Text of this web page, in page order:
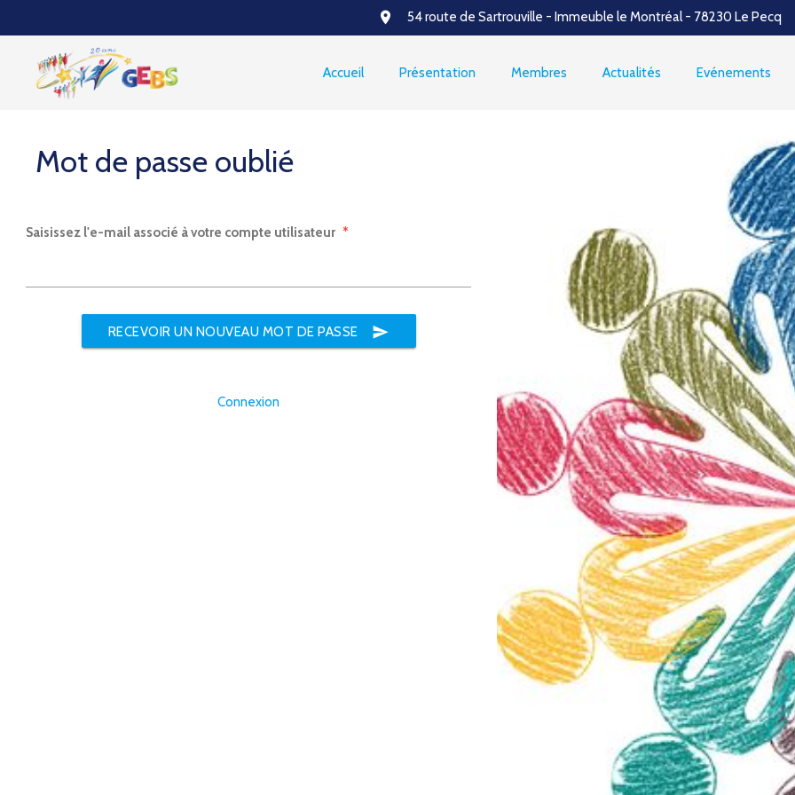
place 54 route de Sartrouville - Immeuble le Montréal - 78230 Le Pecq
Accueil Présentation Membres Actualités Evénements
Mot de passe oublié
Saisissez l'e-mail associé à votre compte utilisateur *
RECEVOIR UN NOUVEAU MOT DE PASSE send
Connexion